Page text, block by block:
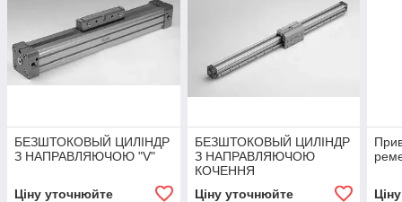
БЕЗШТОКОВЫЙ ЦИЛІНДР
З НАПРАВЛЯЮЧОЮ "V"
Ціну уточнюйте
БЕЗШТОКОВЫЙ ЦИЛІНДР
З НАПРАВЛЯЮЧОЮ
КОЧЕННЯ
Ціну уточнюйте